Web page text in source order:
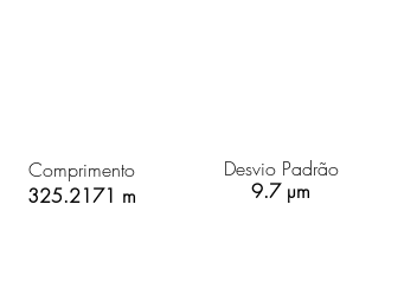
Comprimento
325.2171 m
Desvio Padrão
9.7 µm